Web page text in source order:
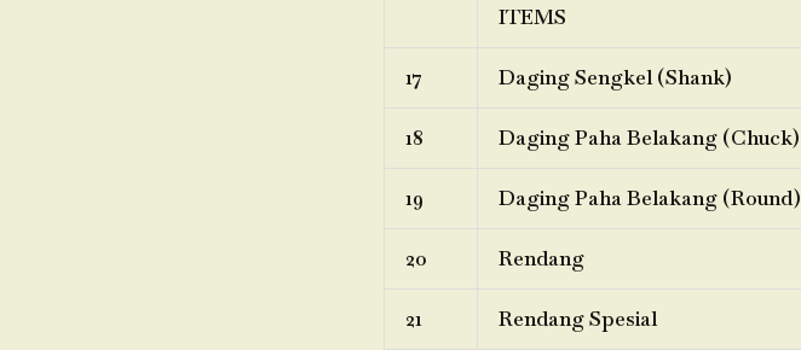
ITEMS
17 Daging Sengkel (Shank)
18 Daging Paha Belakang (Chuck)
19 Daging Paha Belakang (Round)
20 Rendang
21 Rendang Spesial